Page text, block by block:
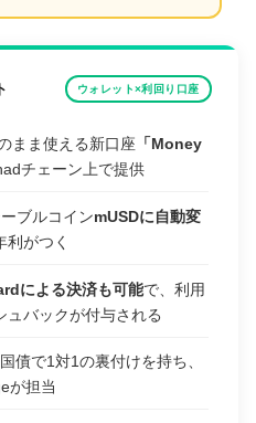
ウォレット×利回り口座
まま使える新口座 「Money
チェーン上で提供
ブルコインmUSDに自動変
がつく
による決済も可能で、利用
ュバックが付与される
債で1対1の裏付けを持ち、
が担当